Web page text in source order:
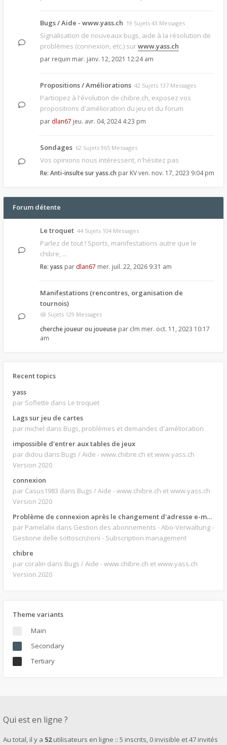
Bugs / Aide - www.yass.ch 19 Sujets 43 Messages
Signalisation de nouveaux bugs, aide à la résolution de
problèmes (connexion, etc.) surwww.yass.ch
par requin mar. janv. 12, 2021 12:24 am
Propositions / Améliorations 42 Sujets 137 Messages
Participez à l'évolution de chibre.ch, exposez vos
propositions d'amélioration du jeu et du forum
par dlan67 jeu. avr. 04, 2024 4:23 pm
Sondages 62 Sujets 965 Messages
Vos opinions nous intéressent, n'hésitez pas
Re: Anti-insulte sur yass.ch par KVven. nov. 17, 2023 9:04 pm
Forum détente
Le troquet 44 Sujets 104 Messages
Parlez de tout ! Sports, manifestations autre que le
chibre, ...
Re: yass par dlan67 mer. juil. 22, 2026 9:31 am
Manifestations (rencontres, organisation de
tournois)
68 Sujets 129 Messages
cherche joueur ou joueuse par clm mer. oct. 11, 2023 10:17
am
Recent topics
yass
par Soflette dans Le troquet
Lags sur jeu de cartes
par michel dans Bugs, problèmes et demandes d'amélioration
impossible d'entrer aux tables de jeux
par didou dans Bugs / Aide - www.chibre.ch et www.yass.ch
Version 2020
connexion
par Casus1983 dans Bugs / Aide - www.chibre.ch et www.yass.ch
Version 2020
Problème de connexion après le changement d'adresse e-mail.
par Pamelalix dans Gestion des abonnements - Abo-Verwaltung -
Gestione delle sottoscrizioni - Subscription management
chibre
par coralin dans Bugs / Aide - www.chibre.ch et www.yass.ch
Version 2020
Theme variants
Main
Secondary
Tertiary
Qui est en ligne ?
Au total, il y a 52utilisateurs en ligne :: 5 inscrits, 0 invisible et 47 invités